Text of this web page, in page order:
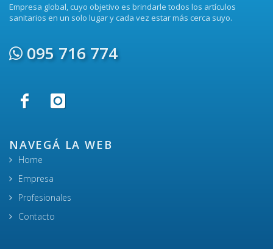
Empresa global, cuyo objetivo es brindarle todos los artículos
sanitarios en un solo lugar y cada vez estar más cerca suyo.
095 716 774
NAVEGÁ LA WEB
Home
Empresa
Profesionales
Contacto